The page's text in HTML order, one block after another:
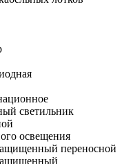
светильник
освещения
переносной